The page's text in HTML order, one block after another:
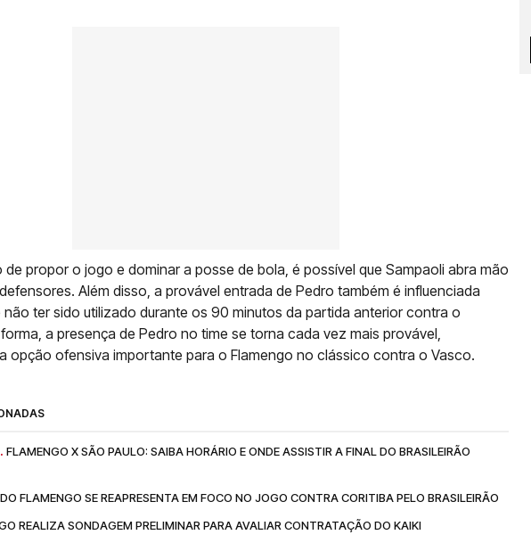
de propor o jogo e dominar a posse de bola, é possível que Sampaoli abra mão
Além disso, a provável entrada de Pedro também é influenciada
ter sido utilizado durante os 90 minutos da partida anterior contra o
a presença de Pedro no time se torna cada vez mais provável,
opção ofensiva importante para o Flamengo no clássico contra o Vasco.
FLAMENGO X SÃO PAULO: SAIBA HORÁRIO E ONDE ASSISTIR A FINAL DO BRASILEIRÃO
FLAMENGO SE REAPRESENTA EM FOCO NO JOGO CONTRA CORITIBA PELO BRASILEIRÃO
REALIZA SONDAGEM PRELIMINAR PARA AVALIAR CONTRATAÇÃO DO KAIKI